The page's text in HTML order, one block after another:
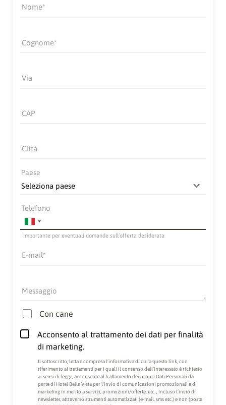
Nome
Cognome
Via
CAP
Città
Paese
Importante per eventuali domande sull’offerta desiderata
Telefono
E-mail
Messaggio
Con cane
Acconsento al trattamento dei dati per finalità
di marketing.
Il sottoscritto, letta e compresa l’informativa di cui a questo link, con
riferimento ai trattamenti per i quali il consenso dell’interessato è richiesto
ai sensi di legge, acconsente al trattamento dei propri Dati Personali da
parte di Hotel Bella Vista per l'invio di comunicazioni promozionali e di
marketing in merito a servizi, promozioni/offerte, etc. , incluso l’invio di
newsletter, attraverso strumenti automatizzati (e-mail, sms etc.) e non (posta